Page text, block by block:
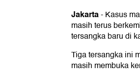
Jakarta-Kasus
masih terus
tersangka baru di
Tiga tersangka ini
masih membuka